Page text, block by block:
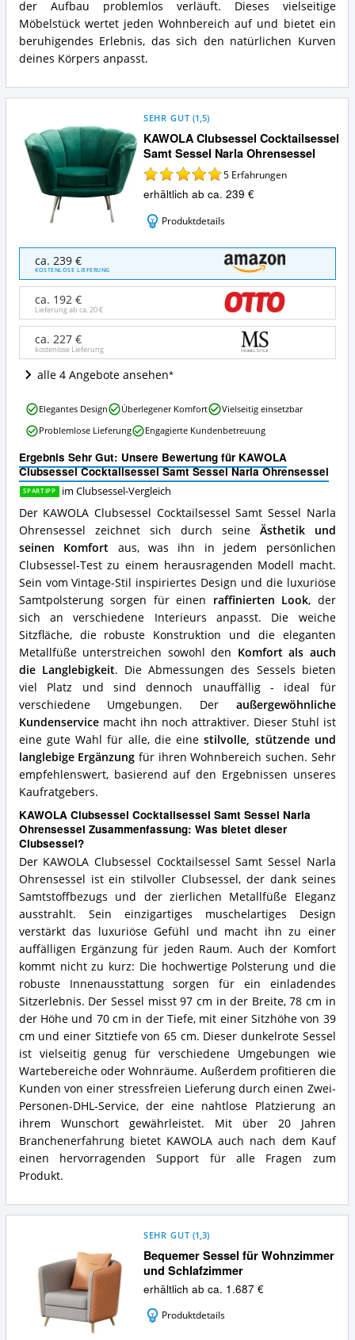
der Aufbau problemlos verläuft. Dieses vielseitige
Möbelstück wertet jeden Wohnbereich auf und bietet ein
beruhigendes Erlebnis, das sich den natürlichen Kurven
deines Körpers anpasst.
KAWOLA Clubsessel Cocktailsessel
Samt Sessel Narla Ohrensessel
SEHR GUT (1,5)
5 Erfahrungen
erhältlich ab ca. 239 €
Produktdetails
KAWOLA
Clubsessel
Cocktailsessel
Samt
Sessel
Narla
Ohrensessel
Angebote:
Wo
ist
Clubsessel
erhältlich?
ca. 239 €
KOSTENLOSE LIEFERUNG
ca. 192 €
Lieferung ab ca.20 €
ca. 227 €
kostenlose Lieferung
alle 4 Angebote ansehen
Ergebnis Sehr Gut: Unsere Bewertung für KAWOLA
Clubsessel Cocktailsessel Samt Sessel Narla Ohrensessel
SPARTIPP im Clubsessel-Vergleich
Der KAWOLA Clubsessel Cocktailsessel Samt Sessel Narla
Ohrensessel zeichnet sich durch seine Ästhetik und
seinen Komfort aus, was ihn in jedem persönlichen
Clubsessel-Test zu einem herausragenden Modell macht.
Sein vom Vintage-Stil inspiriertes Design und die luxuriöse
Samtpolsterung sorgen für einen raffinierten Look, der
sich an verschiedene Interieurs anpasst. Die weiche
Sitzfläche, die robuste Konstruktion und die eleganten
Metallfüße unterstreichen sowohl den Komfort als auch
die Langlebigkeit. Die Abmessungen des Sessels bieten
viel Platz und sind dennoch unauffällig - ideal für
verschiedene Umgebungen. Der außergewöhnliche
Kundenservicemacht ihn noch attraktiver. Dieser Stuhl ist
eine gute Wahl für alle, die einestilvolle, stützende und
langlebige Ergänzung für ihren Wohnbereich suchen. Sehr
empfehlenswert, basierend auf den Ergebnissen unseres
Kaufratgebers.
KAWOLA Clubsessel Cocktailsessel Samt Sessel Narla
Ohrensessel Zusammenfassung: Was bietet dieser
Clubsessel?
Der KAWOLA Clubsessel Cocktailsessel Samt Sessel Narla
Ohrensessel ist ein stilvoller Clubsessel, der dank seines
Samtstoffbezugs und der zierlichen Metallfüße Eleganz
ausstrahlt. Sein einzigartiges muschelartiges Design
verstärkt das luxuriöse Gefühl und macht ihn zu einer
auffälligen Ergänzung für jeden Raum. Auch der Komfort
kommt nicht zu kurz: Die hochwertige Polsterung und die
robuste Innenausstattung sorgen für ein einladendes
Sitzerlebnis. Der Sessel misst 97 cm in der Breite, 78 cm in
der Höhe und 70 cm in der Tiefe, mit einer Sitzhöhe von 39
cm und einer Sitztiefe von 65 cm. Dieser dunkelrote Sessel
ist vielseitig genug für verschiedene Umgebungen wie
Wartebereiche oder Wohnräume. Außerdem profitieren die
Kunden von einer stressfreien Lieferung durch einen Zwei-
Personen-DHL-Service, der eine nahtlose Platzierung an
ihrem Wunschort gewährleistet. Mit über 20 Jahren
Branchenerfahrung bietet KAWOLA auch nach dem Kauf
einen hervorragenden Support für alle Fragen zum
Produkt.
KAWOLA
Clubsessel
Cocktailsessel
Sessel
Narla
Ohrensessel
Vorteile:
Was
spricht
für
diesen
Clubsessel?
Elegantes Design Überlegener Komfort
Vielseitig einsetzbar
Problemlose Lieferung
Engagierte Kundenbetreuung
Bequemer Sessel für Wohnzimmer
und Schlafzimmer
SEHR GUT (1,3)
erhältlich ab ca. 1.687 €
Produktdetails